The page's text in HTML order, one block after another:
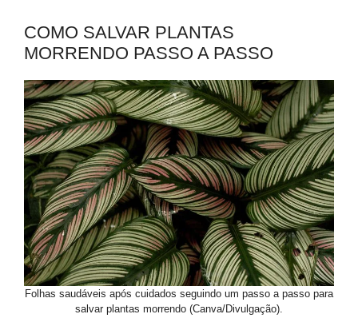
COMO SALVAR PLANTAS
MORRENDO PASSO A PASSO
Folhas saudáveis após cuidados seguindo um passo a passo para
salvar plantas morrendo (Canva/Divulgação).